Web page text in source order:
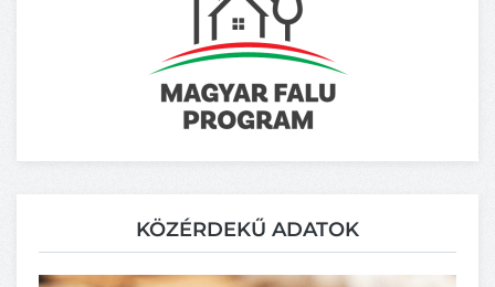
KÖZÉRDEKŰ ADATOK